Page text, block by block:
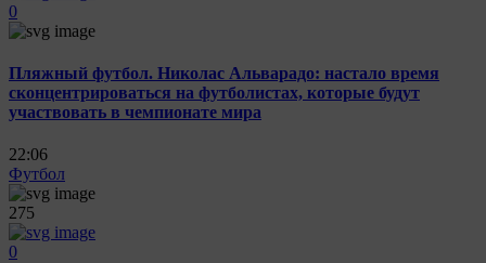
0
Пляжный футбол. Николас Альварадо: настало время
сконцентрироваться на футболистах, которые будут
участвовать в чемпионате мира
22:06
Футбол
275
0